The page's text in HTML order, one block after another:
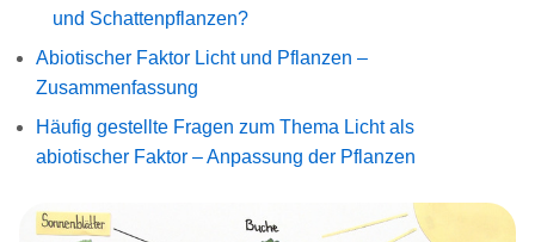
und Schattenpflanzen?
Abiotischer Faktor Licht und Pflanzen –
Zusammenfassung
Häufig gestellte Fragen zum Thema Licht als
abiotischer Faktor – Anpassung der Pflanzen